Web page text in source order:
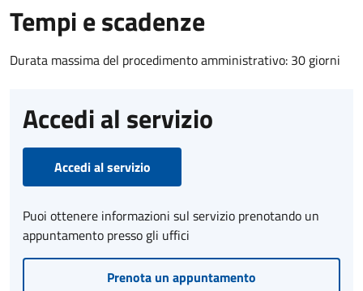
Tempi e scadenze
Durata massima del procedimento amministrativo: 30 giorni
Accedi al servizio
Accedi al servizio
Puoi ottenere informazioni sul servizio prenotando un
appuntamento presso gli uffici
Prenota un appuntamento